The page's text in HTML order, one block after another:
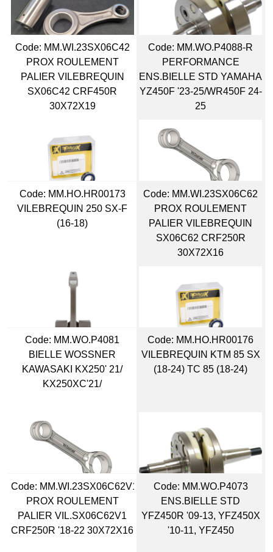
Code: MM.WI.23SX06C42
PROX ROULEMENT
PALIER VILEBREQUIN
SX06C42 CRF450R
30X72X19
Code: MM.WO.P4088-R
PERFORMANCE
ENS.BIELLE STD YAMAHA
YZ450F '23-25/WR450F 24-
25
Code: MM.HO.HR00173
VILEBREQUIN 250 SX-F
(16-18)
Code: MM.WI.23SX06C62
PROX ROULEMENT
PALIER VILEBREQUIN
SX06C62 CRF250R
30X72X16
Code: MM.WO.P4081
BIELLE WOSSNER
KAWASAKI KX250' 21/
KX250XC'21/
Code: MM.HO.HR00176
VILEBREQUIN KTM 85 SX
(18-24) TC 85 (18-24)
Code: MM.WI.23SX06C62V1
PROX ROULEMENT
PALIER VIL.SX06C62V1
CRF250R '18-22 30X72X16
Code: MM.WO.P4073
ENS.BIELLE STD
YFZ450R '09-13, YFZ450X
'10-11, YFZ450